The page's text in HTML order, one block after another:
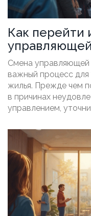
Как перейти
Смена
важный процесс
жилья. Прежде чем
в причинах
управлением,
советы по поиску
верный выбор. В
дадим